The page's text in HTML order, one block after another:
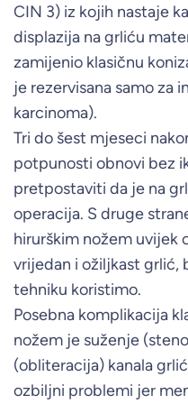
CIN 3) iz kojih nastaje
displazija na grliću
zamijenio klasičnu
je rezervisana samo za
karcinoma).
Tri do šest mjeseci
potpunosti obnovi bez
pretpostaviti da je na
operacija. S druge
hirurškim nožem uvijek
vrijedan i ožiljkast grlić,
tehniku koristimo.
Posebna komplikacija
nožem je suženje
(obliteracija) kanala
ozbiljni problemi jer